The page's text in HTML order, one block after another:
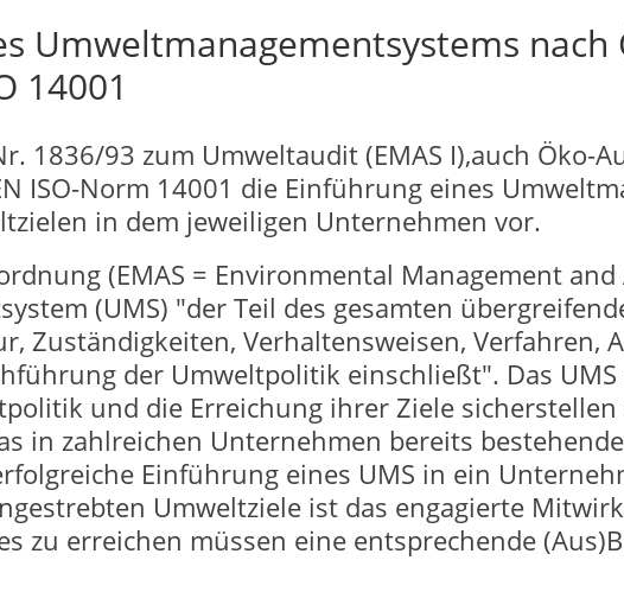
Umweltmanagementsystems
14001
1836/93 zum Umweltaudit (EMAS I),auch Öko-
ISO-Norm 14001 die Einführung eines
in dem jeweiligen Unternehmen vor.
(EMAS = Environmental Management
(UMS) "der Teil des gesamten
Zuständigkeiten, Verhaltensweisen, Verfahren,
der Umweltpolitik einschließt". Das
und die Erreichung ihrer Ziele
in zahlreichen Unternehmen bereits
Einführung eines UMS in ein
Umweltziele ist das engagierte
zu erreichen müssen eine entsprechende